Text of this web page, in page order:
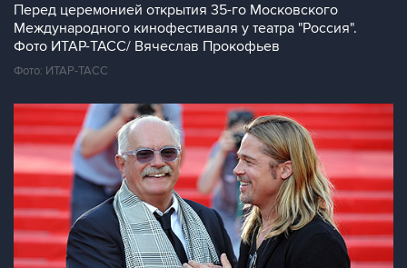
Перед церемонией открытия 35-го Московского
Международного кинофестиваля у театра "Россия".
Фото ИТАР-ТАСС/ Вячеслав Прокофьев
Фото: ИТАР-ТАСС